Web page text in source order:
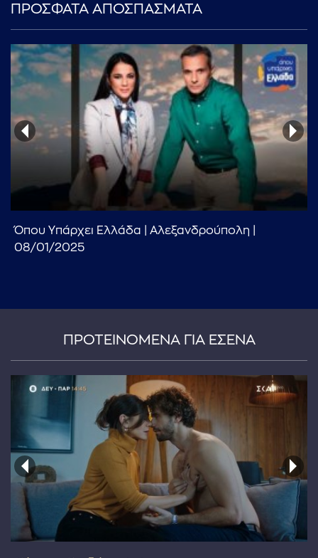
...πληκτρολογήστε κείμενο προς αναζήτηση
ΠΡΟΣΦΑΤΑ ΑΠΟΣΠΑΣΜΑΤΑ
Όπου Υπάρχει Ελλάδα | Αλεξανδρούπολη |
08/01/2025
ΠΡΟΤΕΙΝΟΜΕΝΑ ΓΙΑ ΕΣΕΝΑ